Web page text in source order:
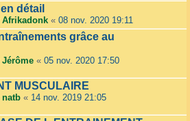
détail
Afrikadonk « 08 nov. 2020 19:11
grâce au
Jérôme « 05 nov. 2020 17:50
MUSCULAIRE
natb « 14 nov. 2019 21:05